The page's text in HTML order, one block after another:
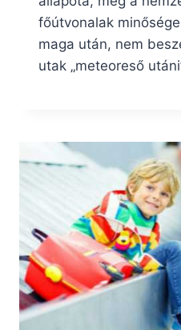
főútvonalak
maga után, nem
utak „meteoreső